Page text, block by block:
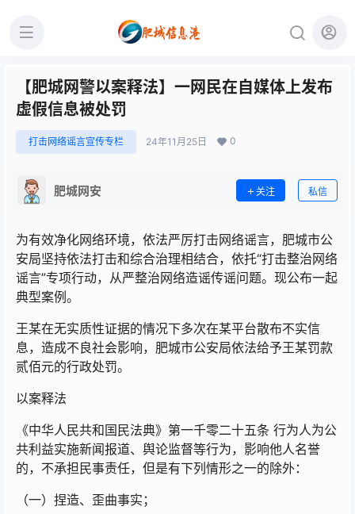
【肥城网警以案释法】一网民在自媒体上发布
虚假信息被处罚
打击网络谣言宣传专栏 24年11月25日 0
肥城网安 关注 私信
为有效净化网络环境，依法严厉打击网络谣言，肥城市公
安局坚持依法打击和综合治理相结合，依托“打击整治网络
谣言”专项行动，从严整治网络造谣传谣问题。现公布一起
典型案例。
王某在无实质性证据的情况下多次在某平台散布不实信
息，造成不良社会影响，肥城市公安局依法给予王某罚款
贰佰元的行政处罚。
以案释法
《中华人民共和国民法典》第一千零二十五条 行为人为公
共利益实施新闻报道、舆论监督等行为，影响他人名誉
的，不承担民事责任，但是有下列情形之一的除外：
（一）捏造、歪曲事实；